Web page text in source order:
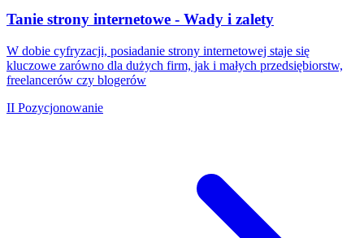
Tanie strony internetowe - Wady i zalety
W dobie cyfryzacji, posiadanie strony internetowej staje się
kluczowe zarówno dla dużych firm, jak i małych przedsiębiorstw,
freelancerów czy blogerów
II Pozycjonowanie